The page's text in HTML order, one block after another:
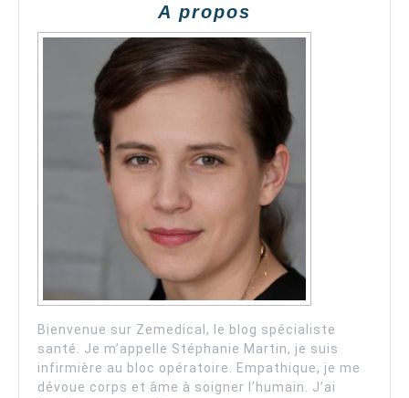
A propos
Bienvenue sur Zemedical, le blog spécialiste
santé. Je m’appelle Stéphanie Martin, je suis
infirmière au bloc opératoire. Empathique, je me
dévoue corps et âme à soigner l’humain. J’ai